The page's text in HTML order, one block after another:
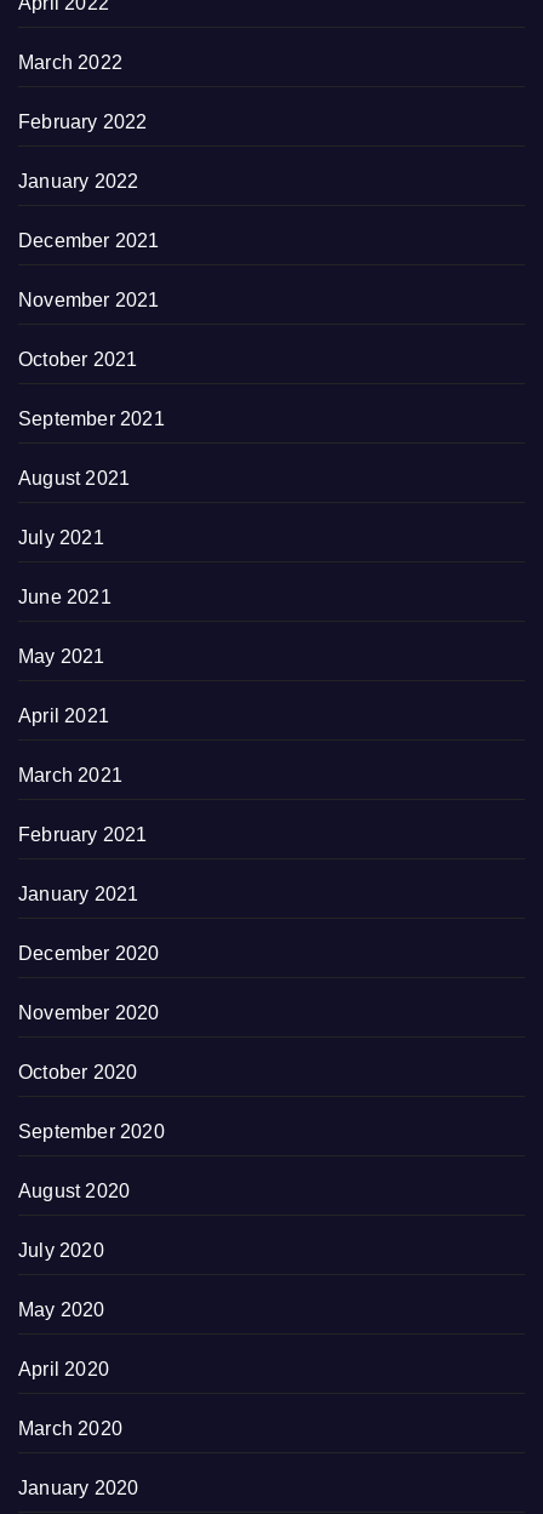
March 2022
February 2022
January 2022
December 2021
November 2021
October 2021
September 2021
August 2021
July 2021
June 2021
May 2021
April 2021
March 2021
February 2021
January 2021
December 2020
November 2020
October 2020
September 2020
August 2020
July 2020
May 2020
April 2020
March 2020
January 2020